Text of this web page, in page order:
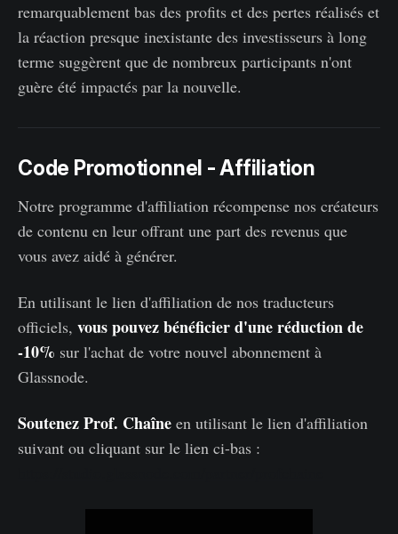
remarquablement bas des profits et des pertes réalisés et
la réaction presque inexistante des investisseurs à long
terme suggèrent que de nombreux participants n'ont
guère été impactés par la nouvelle.
Code Promotionnel - Affiliation
Notre programme d'affiliation récompense nos créateurs
de contenu en leur offrant une part des revenus que
vous avez aidé à générer.
En utilisant le lien d'affiliation de nos traducteurs
officiels, vous pouvez bénéficier d'une réduction de
-10% sur l'achat de votre nouvel abonnement à
Glassnode.
Soutenez Prof. Chaîne en utilisant le lien d'affiliation
suivant ou cliquant sur le lien ci-bas :